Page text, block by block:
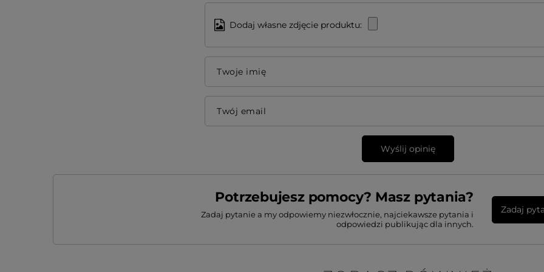
Dodaj własne zdjęcie produktu:
Twoje imię
Twój email
Wyślij opinię
Potrzebujesz pomocy? Masz pytania?
Zadaj pytanie a my odpowiemy niezwłocznie, najciekawsze pytania i
odpowiedzi publikując dla innych.
Zadaj